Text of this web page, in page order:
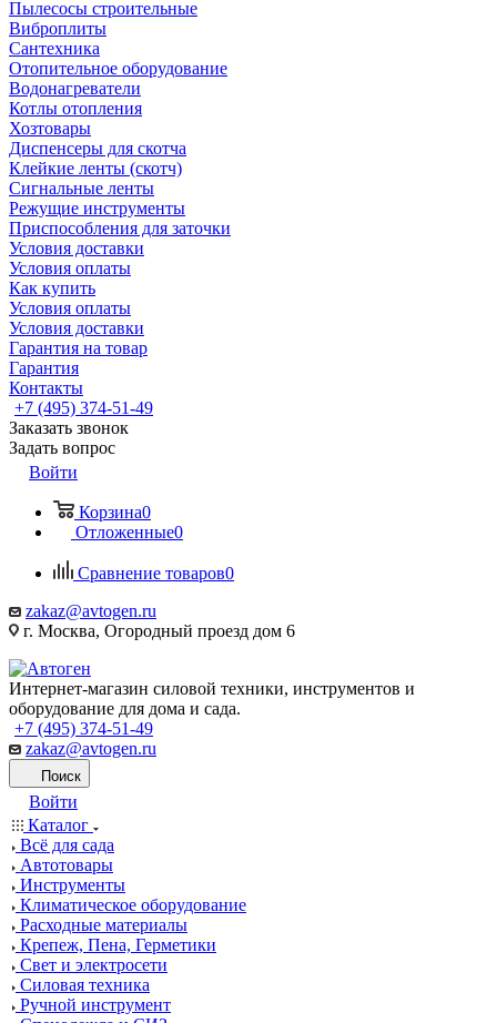
Пылесосы строительные
Виброплиты
Сантехника
Отопительное оборудование
Водонагреватели
Котлы отопления
Хозтовары
Диспенсеры для скотча
Клейкие ленты (скотч)
Сигнальные ленты
Режущие инструменты
Приспособления для заточки
Условия доставки
Условия оплаты
Как купить
Условия оплаты
Условия доставки
Гарантия на товар
Гарантия
Контакты
+7 (495) 374-51-49
Заказать звонок
Задать вопрос
Войти
Корзина0
Отложенные0
Сравнение товаров0
zakaz@avtogen.ru
г. Москва, Огородный проезд дом 6
Интернет-магазин силовой техники, инструментов и
оборудование для дома и сада.
+7 (495) 374-51-49
zakaz@avtogen.ru
Поиск
Войти
Каталог
Всё для сада
Автотовары
Инструменты
Климатическое оборудование
Расходные материалы
Крепеж, Пена, Герметики
Свет и электросети
Силовая техника
Ручной инструмент